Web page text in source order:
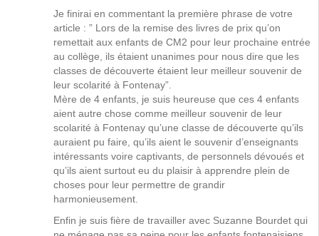
Je finirai en commentant la première phrase de votre
article : ” Lors de la remise des livres de prix qu’on
remettait aux enfants de CM2 pour leur prochaine entrée
au collège, ils étaient unanimes pour nous dire que les
classes de découverte étaient leur meilleur souvenir de
leur scolarité à Fontenay”.
Mère de 4 enfants, je suis heureuse que ces 4 enfants
aient autre chose comme meilleur souvenir de leur
scolarité à Fontenay qu’une classe de découverte qu’ils
auraient pu faire, qu’ils aient le souvenir d’enseignants
intéressants voire captivants, de personnels dévoués et
qu’ils aient surtout eu du plaisir à apprendre plein de
choses pour leur permettre de grandir
harmonieusement.
Enfin je suis fière de travailler avec Suzanne Bourdet qui